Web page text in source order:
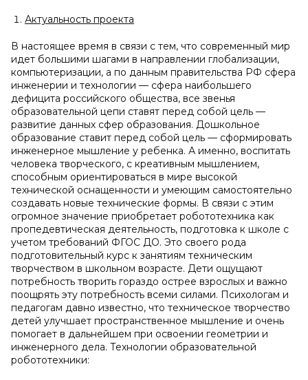
Актуальность проекта
В настоящее время в связи с тем, что современный мир
идет большими шагами в направлении глобализации,
компьютеризации, а по данным правительства РФ сфера
инженерии и технологии — сфера наибольшего
дефицита российского общества, все звенья
образовательной цепи ставят перед собой цель —
развитие данных сфер образования. Дошкольное
образование ставит перед собой цель — сформировать
инженерное мышление у ребенка. А именно, воспитать
человека творческого, с креативным мышлением,
способным ориентироваться в мире высокой
технической оснащенности и умеющим самостоятельно
создавать новые технические формы. В связи с этим
огромное значение приобретает робототехника как
пропедевтическая деятельность, подготовка к школе с
учетом требований ФГОС ДО. Это своего рода
подготовительный курс к занятиям техническим
творчеством в школьном возрасте. Дети ощущают
потребность творить гораздо острее взрослых и важно
поощрять эту потребность всеми силами. Психологам и
педагогам давно известно, что техническое творчество
детей улучшает пространственное мышление и очень
помогает в дальнейшем при освоении геометрии и
инженерного дела. Технологии образовательной
робототехники: